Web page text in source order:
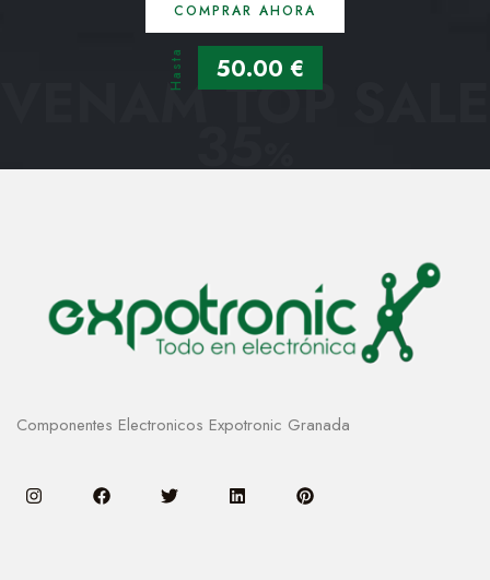
COMPRAR AHORA
Hasta 50.00 €
VENAM TOP SALE
35
Componentes Electronicos Expotronic Granada